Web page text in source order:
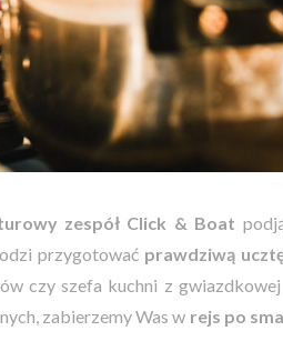
zespół Click & Boat
przygotować prawdziwą
czy szefa kuchni z
zabierzemy Was w rejs po